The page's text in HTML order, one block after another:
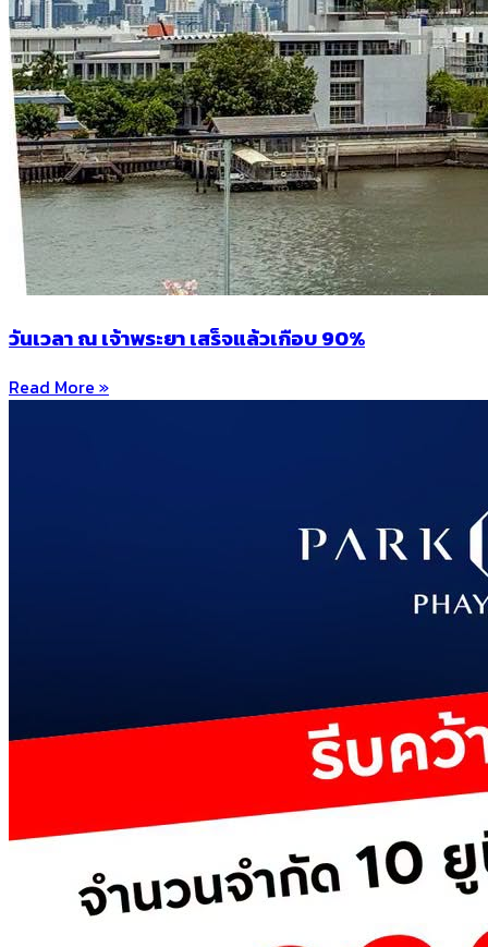
วันเวลา ณ เจ้าพระยา เสร็จแล้วเกือบ 90%
Read More »